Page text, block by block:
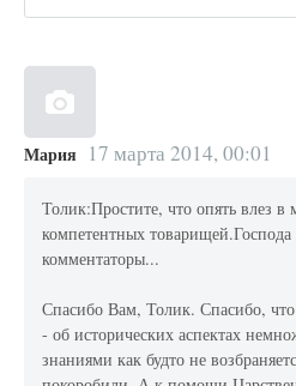
Мария 17 марта 2014, 00:01
Толик:Простите, что опять влез в
компетентных
комментаторы...
Спасибо Вам, Толик. Спасибо,
- об исторических аспектах
знаниями как будто не